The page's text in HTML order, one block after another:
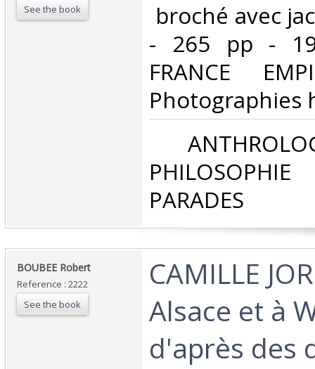
See the book
broché avec
- 265 pp -
FRANCE
Photographies
PHILOSOPHIE
PARADES‎
‎BOUBEE Robert‎
Reference : 2222
See the book
‎CAMILLE
Alsace et à
d'après des